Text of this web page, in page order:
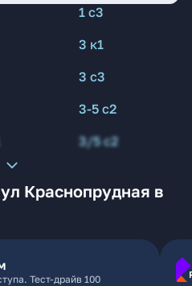
1 с3
3 к1
3 с3
3-5 с2
3/5 с2
Краснопрудная в
Тест-драйв 100